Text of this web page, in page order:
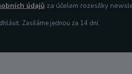
údajůza účelem rozesílky
Zasíláme jednou za 14 dní.